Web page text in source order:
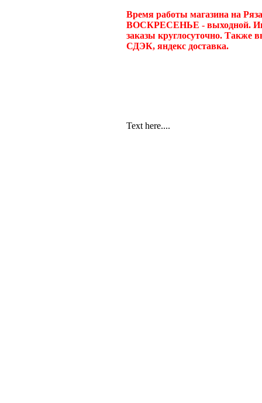
Время работы магазина на
ВОСКРЕСЕНЬЕ - выходной.
заказы круглосуточно. Также
СДЭК, яндекс доставка.
Text here....